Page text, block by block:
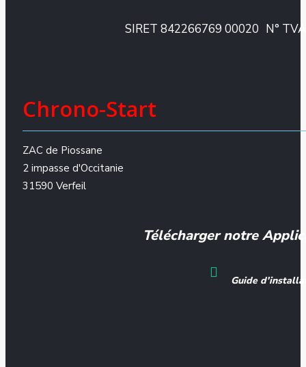
SIRET 842266769 00020 N°
Chrono-Start
ZAC de Piossane
2 impasse d'Occitanie
31590 Verfeil
Télécharger notre
Guide